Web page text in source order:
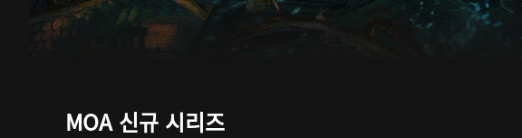
MOA 신규 시리즈